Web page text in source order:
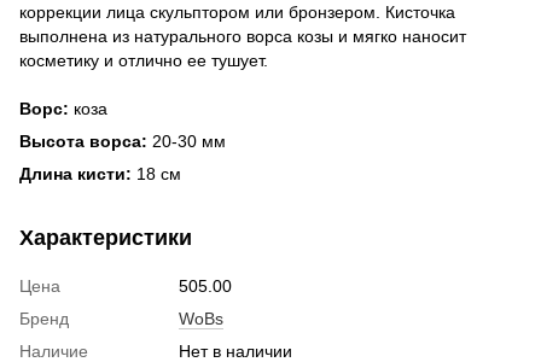
коррекции лица скульптором или бронзером. Кисточка
выполнена из натурального ворса козы и мягко наносит
косметику и отлично ее тушует.
Ворс: коза
Высота ворса: 20-30 мм
Длина кисти: 18 см
Характеристики
Цена
505.00
Бренд
WoBs
Наличие
Нет в наличии